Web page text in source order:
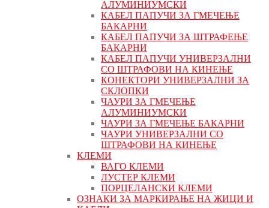
АЛУМИНИУМСКИ
КАБЕЛ ПАПУЧИ ЗА ГМЕЧЕЊЕ
БАКАРНИ
КАБЕЛ ПАПУЧИ ЗА ШТРАФЕЊЕ
БАКАРНИ
КАБЕЛ ПАПУЧИ УНИВЕРЗАЛНИ
СО ШТРАФОВИ НА КИНЕЊЕ
КОНЕКТОРИ УНИВЕРЗАЛНИ ЗА
СКЛОПКИ
ЧАУРИ ЗА ГМЕЧЕЊЕ
АЛУМИНИУМСКИ
ЧАУРИ ЗА ГМЕЧЕЊЕ БАКАРНИ
ЧАУРИ УНИВЕРЗАЛНИ СО
ШТРАФОВИ НА КИНЕЊЕ
КЛЕМИ
ВАГО КЛЕМИ
ЛУСТЕР КЛЕМИ
ПОРЦЕЛАНСКИ КЛЕМИ
ОЗНАКИ ЗА МАРКИРАЊЕ НА ЖИЦИ И